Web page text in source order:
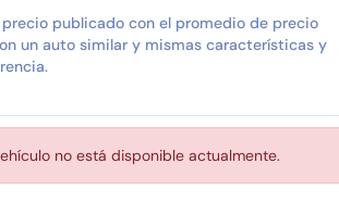
precio publicado con el promedio de precio
un auto similar y mismas características y
no está disponible actualmente.